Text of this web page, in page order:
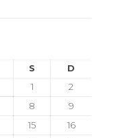
S
D
1
2
8
9
15
16